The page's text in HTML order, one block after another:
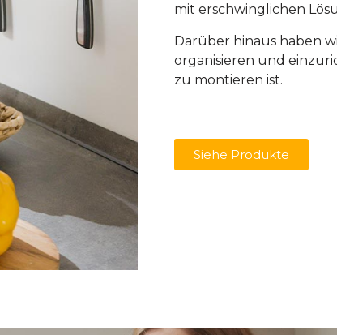
mit erschwinglichen
Darüber hinaus haben
organisieren und
zu montieren ist.
Siehe Produkte